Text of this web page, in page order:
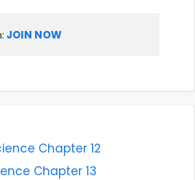
JOIN NOW
Chapter 12
Chapter 13